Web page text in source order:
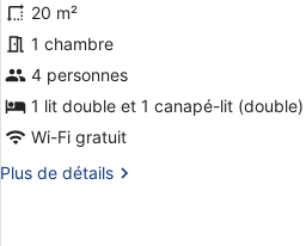
Petite
Classique
Double
les
photos
pour
ce
type
chambre :
20 m²
1 chambre
4 personnes
1 lit double et 1 canapé-lit (double)
Wi-Fi gratuit
Plus de détails
Plus